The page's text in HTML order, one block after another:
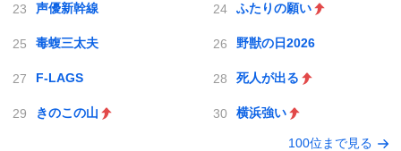
声優新幹線 ふたりの願い
毒蝮三太夫 野獣の日2026
F-LAGS 死人が出る
きのこの山 横浜強い
100位まで見る